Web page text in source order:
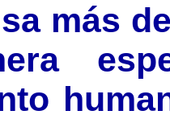
más